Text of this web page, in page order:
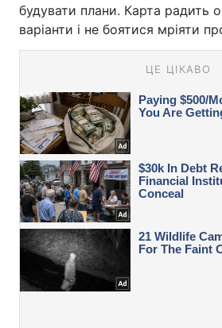
будувати плани. Карта радить
варіанти і не боятися мріяти